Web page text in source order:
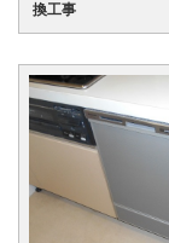
換工事